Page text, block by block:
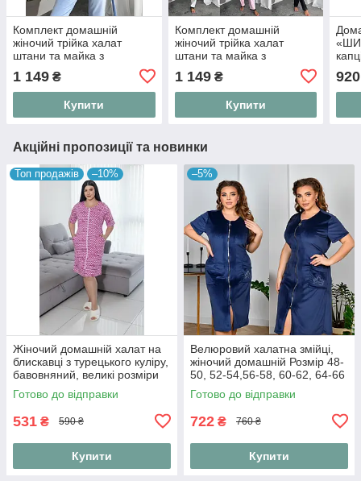
Комплект домашній
жіночий трійка халат
штани та майка з
50-52
1 149 ₴
Купити
Комплект домашній
жіночий трійка халат
штани та майка з
50-52
1 149₴
Купити
920
Акційні пропозиції та новинки
Топ продажів –10%
Жіночий домашній халат на
блискавці з турецького куліру,
бавовняний, великі розміри
52–58
Готово до відправки
531 ₴ 590 ₴
Купити
–5%
Велюровий халатна змійці,
жіночий домашній Розмір 48-
50, 52-54,56-58, 60-62, 64-66
(Мод 3727)
Готово до відправки
722 ₴ 760 ₴
Купити